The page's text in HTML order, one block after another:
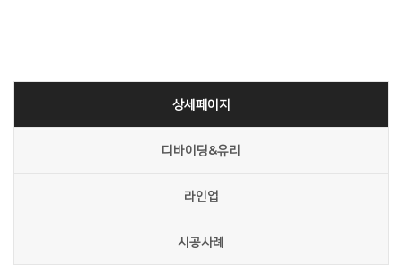
상세페이지
디바이딩&유리
라인업
시공사례